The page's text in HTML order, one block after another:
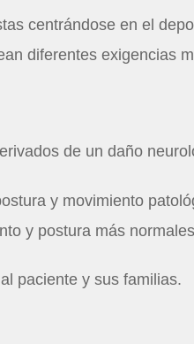
centrándose en el
diferentes exigencias
de un daño
y movimiento
y postura más
paciente y sus familias.